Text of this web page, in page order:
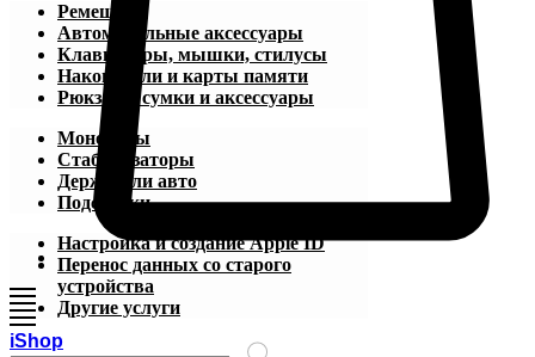
iShop
Ремешки
Автомобильные аксессуары
Клавиатуры, мышки, стилусы
Накопители и карты памяти
Рюкзаки, сумки и аксессуары
Моноподы
Стабилизаторы
Держатели авто
Подставки
Настройка и создание Apple ID
Перенос данных со старого
устройства
Другие услуги